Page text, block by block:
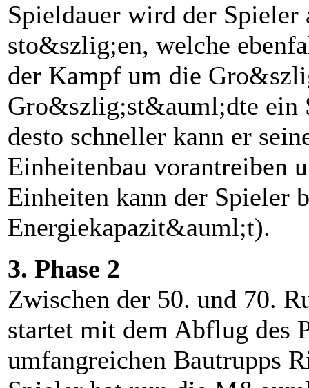
Spieldauer wird der
sto&szlig;en, welche
der Kampf um die
Gro&szlig;st&auml;dte ein
desto schneller kann er
Einheitenbau vorantreiben
Einheiten kann der Spieler
Energiekapazit&auml;t).
3. Phase 2
Zwischen der 50. und 70.
startet mit dem Abflug des
umfangreichen Bautrupps